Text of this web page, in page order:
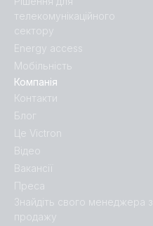
телекомунікаційного
сектору
Energy access
Мобільність
Компанія
Контакти
Блог
Це Victron
Відео
Вакансії
Преса
Знайдіть свого менеджера з
продажу